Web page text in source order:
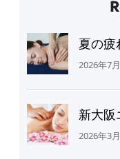
夏の
2026年7
新大阪
2026年3